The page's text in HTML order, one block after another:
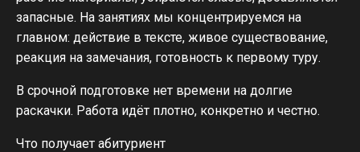
запасные. На занятиях мы концентрируемся на
главном: действие в тексте, живое существование,
реакция на замечания, готовность к первому туру.
В срочной подготовке нет времени на долгие
раскачки. Работа идёт плотно, конкретно и честно.
Что получает абитуриент